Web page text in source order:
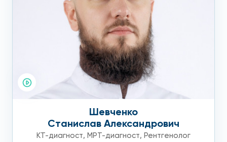
Шевченко
Станислав Александрович
КТ-диагност, МРТ-диагност, Рентгенолог